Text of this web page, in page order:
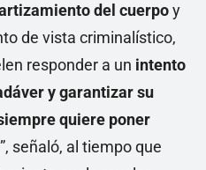
del cuerpoy
de vista criminalístico,
responder a un intento
y garantizar su
quiere poner
”, señaló, al tiempo que